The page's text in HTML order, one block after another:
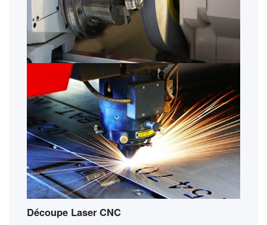
Découpe Laser CNC